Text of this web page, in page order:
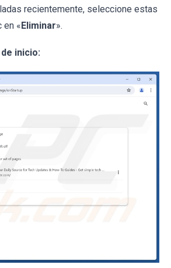
recientemente, seleccione estas
en «Eliminar».
inicio: